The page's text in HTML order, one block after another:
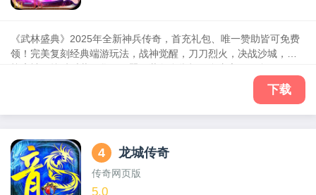
《武林盛典》2025年全新神兵传奇，首充礼包、唯一赞助皆可免费
领！完美复刻经典端游玩法，战神觉醒，刀刀烈火，决战沙城，激
怪，在最大程度还原经典传奇的同时，更有全新地图，随时随地征
下载
4 龙城传奇
传奇网页版
5.0